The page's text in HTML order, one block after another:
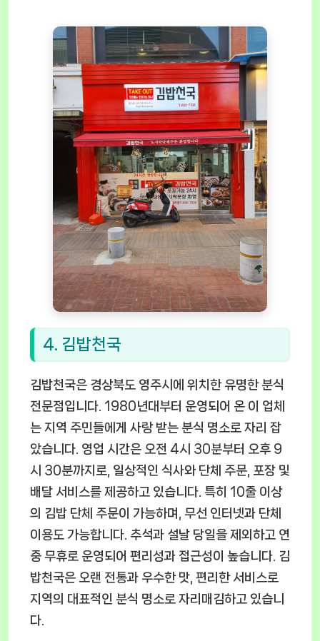
4. 김밥천국
김밥천국은 경상북도 영주시에 위치한 유명한 분식
전문점입니다. 1980년대부터 운영되어 온 이 업체
는 지역 주민들에게 사랑 받는 분식 명소로 자리 잡
았습니다. 영업 시간은 오전 4시 30분부터 오후 9
시 30분까지로, 일상적인 식사와 단체 주문, 포장 및
배달 서비스를 제공하고 있습니다. 특히 10줄 이상
의 김밥 단체 주문이 가능하며, 무선 인터넷과 단체
이용도 가능합니다. 추석과 설날 당일을 제외하고 연
중 무휴로 운영되어 편리성과 접근성이 높습니다. 김
밥천국은 오랜 전통과 우수한 맛, 편리한 서비스로
지역의 대표적인 분식 명소로 자리매김하고 있습니
다.